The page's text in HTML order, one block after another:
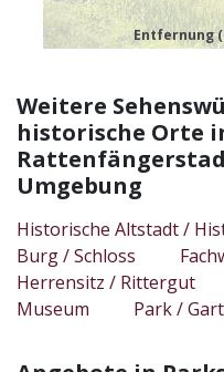
Entfernung
Weitere
historische Orte
Umgebung
Historische Altstadt /
Burg / Schloss
Herrensitz / Rittergut
Museum
Park /